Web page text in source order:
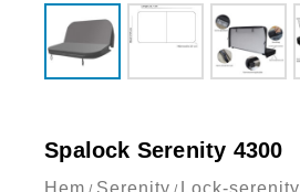
Spalock Serenity 4300
Hem Serenity Lock-serenity